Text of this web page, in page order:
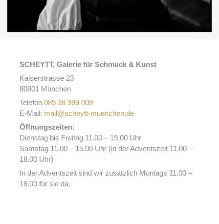
SCHEYTT, Galerie für Schmuck & Kunst
Kaiserstrasse 23
80801 München
Telefon 089 38 999 009
E-Mail: mail@scheytt-muenchen.de
Öffnungszeiten:
Dienstag bis Freitag 11.00 – 19.00 Uhr
Samstag 11.00 – 15.00 Uhr (in der Adventszeit 11.00 –
18.00 Uhr)
In der Adventszeit sind wir zusätzlich Montags 11.00 –
18.00 für sie da.